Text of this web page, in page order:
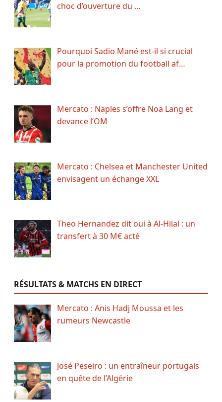
choc d’ouverture du …
Pourquoi Sadio Mané est-il si crucial
pour la promotion du football af…
Mercato : Naples s’offre Noa Lang et
devance l’OM
Mercato : Chelsea et Manchester United
envisagent un échange XXL
Theo Hernandez dit oui à Al-Hilal : un
transfert à 30 M€ acté
RÉSULTATS & MATCHS EN DIRECT
Mercato : Anis Hadj Moussa et les
rumeurs Newcastle
José Peseiro : un entraîneur portugais
en quête de l’Algérie